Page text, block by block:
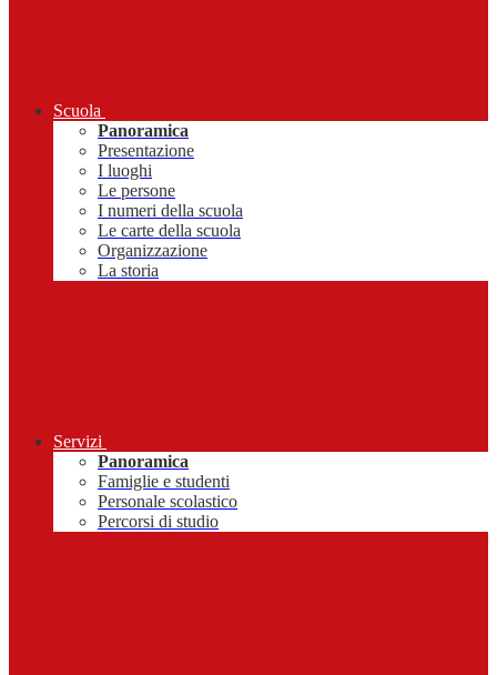
Scuola
Panoramica
Presentazione
I luoghi
Le persone
I numeri della scuola
Le carte della scuola
Organizzazione
La storia
Servizi
Panoramica
Famiglie e studenti
Personale scolastico
Percorsi di studio